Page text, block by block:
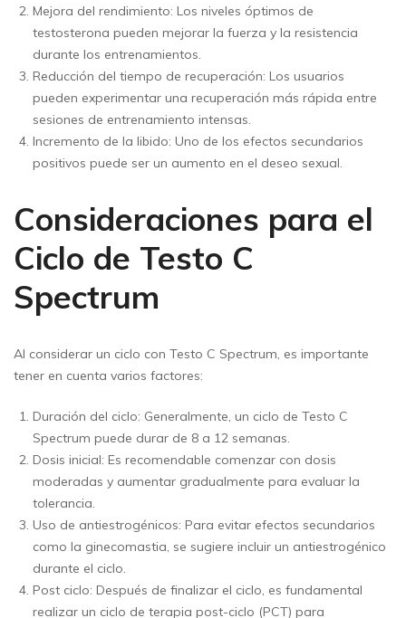
Mejora del rendimiento: Los niveles óptimos de
testosterona pueden mejorar la fuerza y la resistencia
durante los entrenamientos.
Reducción del tiempo de recuperación: Los usuarios
pueden experimentar una recuperación más rápida entre
sesiones de entrenamiento intensas.
Incremento de la libido: Uno de los efectos secundarios
positivos puede ser un aumento en el deseo sexual.
Consideraciones para el
Ciclo de Testo C
Spectrum
Al considerar un ciclo con Testo C Spectrum, es importante
tener en cuenta varios factores:
Duración del ciclo: Generalmente, un ciclo de Testo C
Spectrum puede durar de 8 a 12 semanas.
Dosis inicial: Es recomendable comenzar con dosis
moderadas y aumentar gradualmente para evaluar la
tolerancia.
Uso de antiestrogénicos: Para evitar efectos secundarios
como la ginecomastia, se sugiere incluir un antiestrogénico
durante el ciclo.
Post ciclo: Después de finalizar el ciclo, es fundamental
realizar un ciclo de terapia post-ciclo (PCT) para